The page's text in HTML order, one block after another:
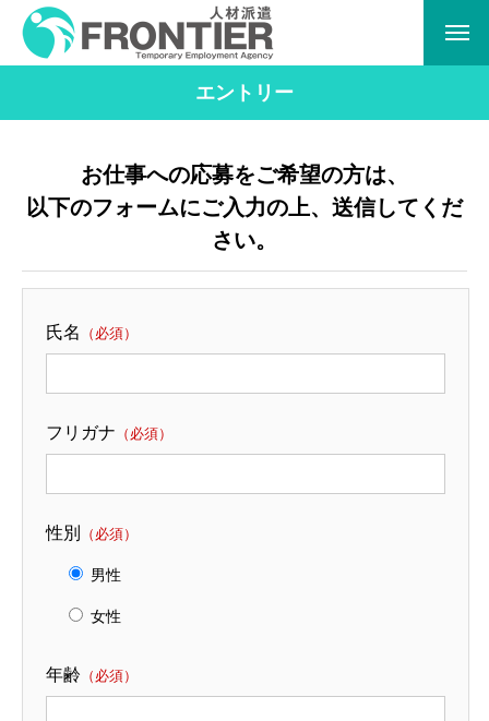
エントリー
お仕事への応募をご希望の方は、
以下のフォームにご入力の上、送信してくだ
さい。
氏名 （必須）
フリガナ （必須）
性別 （必須）
男性
女性
年齢 （必須）